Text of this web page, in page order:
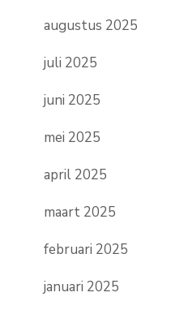
augustus 2025
juli 2025
juni 2025
mei 2025
april 2025
maart 2025
februari 2025
januari 2025